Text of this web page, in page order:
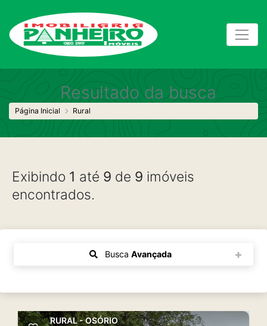
Resultado da busca
Página Inicial Rural
Exibindo 1 até 9 de 9 imóveis
encontrados.
Busca Avançada
RURAL - OSÓRIO